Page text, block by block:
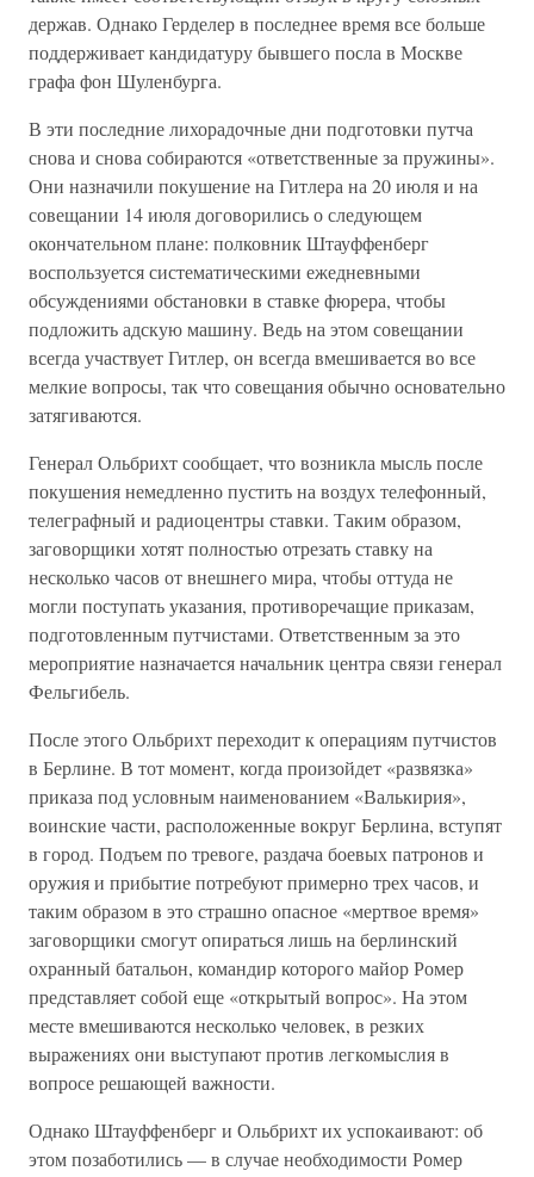
держав. Однако Герделер в последнее время все больше
поддерживает кандидатуру бывшего посла в Москве
графа фон Шуленбурга.
В эти последние лихорадочные дни подготовки путча
снова и снова собираются «ответственные за пружины».
Они назначили покушение на Гитлера на 20 июля и на
совещании 14 июля договорились о следующем
окончательном плане: полковник Штауффенберг
воспользуется систематическими ежедневными
обсуждениями обстановки в ставке фюрера, чтобы
подложить адскую машину. Ведь на этом совещании
всегда участвует Гитлер, он всегда вмешивается во все
мелкие вопросы, так что совещания обычно основательно
затягиваются.
Генерал Ольбрихт сообщает, что возникла мысль после
покушения немедленно пустить на воздух телефонный,
телеграфный и радиоцентры ставки. Таким образом,
заговорщики хотят полностью отрезать ставку на
несколько часов от внешнего мира, чтобы оттуда не
могли поступать указания, противоречащие приказам,
подготовленным путчистами. Ответственным за это
мероприятие назначается начальник центра связи генерал
Фельгибель.
После этого Ольбрихт переходит к операциям путчистов
в Берлине. В тот момент, когда произойдет «развязка»
приказа под условным наименованием «Валькирия»,
воинские части, расположенные вокруг Берлина, вступят
в город. Подъем по тревоге, раздача боевых патронов и
оружия и прибытие потребуют примерно трех часов, и
таким образом в это страшно опасное «мертвое время»
заговорщики смогут опираться лишь на берлинский
охранный батальон, командир которого майор Ромер
представляет собой еще «открытый вопрос». На этом
месте вмешиваются несколько человек, в резких
выражениях они выступают против легкомыслия в
вопросе решающей важности.
Однако Штауффенберг и Ольбрихт их успокаивают: об
этом позаботились — в случае необходимости Ромер